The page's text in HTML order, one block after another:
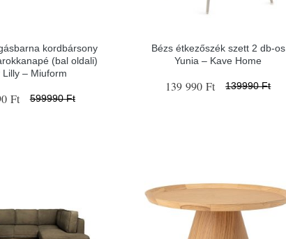
kordbársony
(bal oldali)
Lilly – Miuform
Ft 599990 Ft
Bézs étkezőszék szett 2 db-os
Yunia – Kave Home
139 990 Ft 139990 Ft